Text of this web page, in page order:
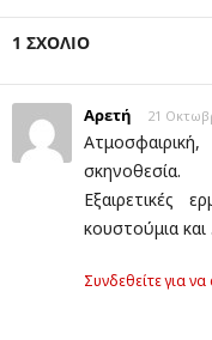
1 ΣΧΟΛΙΟ
Αρετή 21
σκηνοθεσία.
Εξαιρετικές
κουστούμια
Συνδεθείτε για